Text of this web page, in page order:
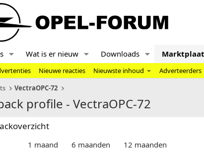
Wat is er nieuw Downloads
Nieuwe reacties Nieuwste inhoud Adverteerders
VectraOPC-72
profile - VectraOPC-72
1 maand 6 maanden
12 maanden